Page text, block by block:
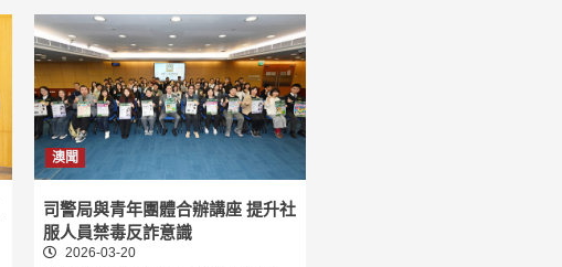
澳聞
司警局與青年團體合辦講座 提升社
服人員禁毒反詐意識
2026-03-20